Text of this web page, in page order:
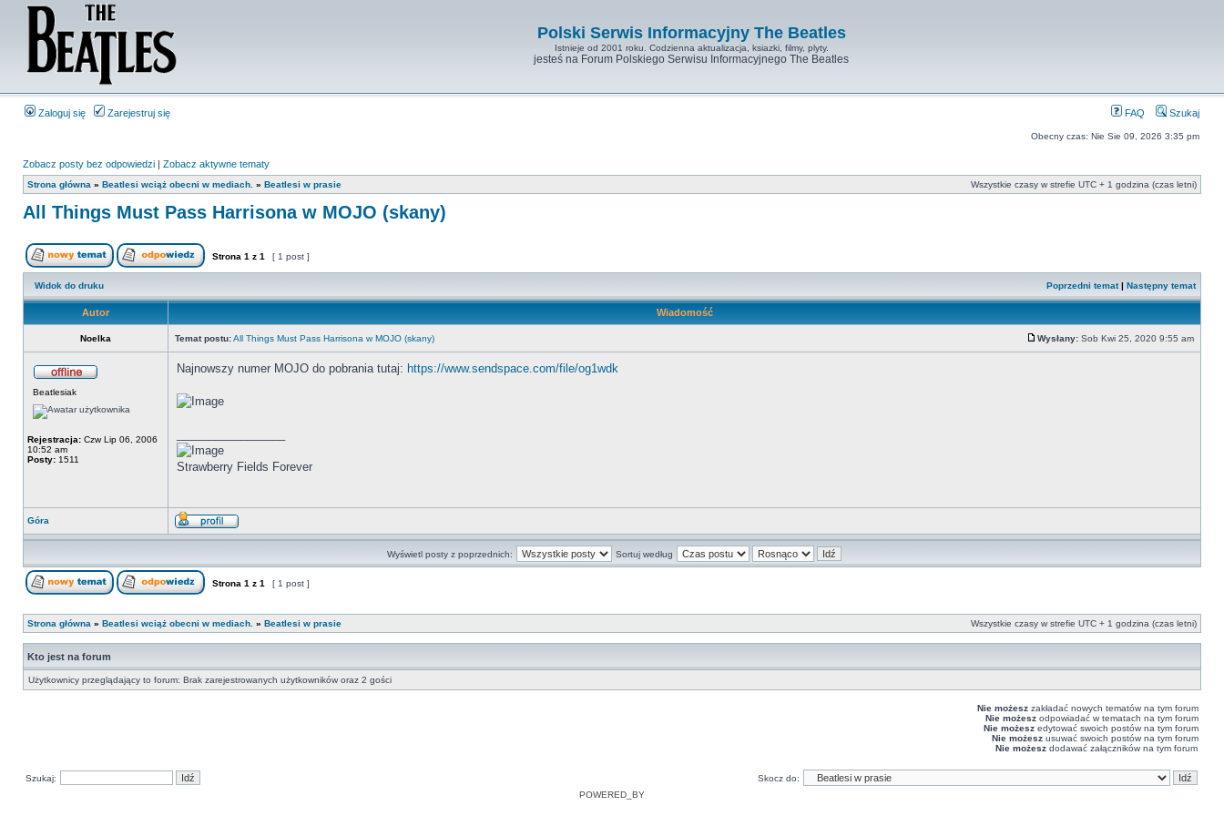
Polski Serwis Informacyjny The Beatles
Istnieje od 2001 roku. Codzienna aktualizacja, ksiazki, filmy, plyty.
jesteś na Forum Polskiego Serwisu Informacyjnego The Beatles
Zaloguj się Zarejestruj się FAQ Szukaj
Obecny czas: Nie Sie 09, 2026 3:35 pm
Zobacz posty bez odpowiedzi | Zobacz aktywne tematy
Strona główna » Beatlesi wciąż obecni w mediach. » Beatlesi w prasie Wszystkie czasy w strefie UTC + 1 godzina (czas letni)
All Things Must Pass Harrisona w MOJO (skany)
Strona 1 z 1 [ 1 post ]
Widok do druku Poprzedni temat| Następny temat
Autor Wiadomość
Noelka Temat postu:All Things Must Pass Harrisona w MOJO (skany) Wysłany: Sob Kwi 25, 2020 9:55 am
Beatlesiak
Rejestracja: Czw Lip 06, 2006
10:52 am
Posty: 1511
Najnowszy numer MOJO do pobrania tutaj: https://www.sendspace.com/file/og1wdk
Strawberry Fields Forever
Góra
Wyświetl posty z poprzednich: Sortuj według
Strona 1 z 1 [ 1 post ]
Strona główna » Beatlesi wciąż obecni w mediach. » Beatlesi w prasie Wszystkie czasy w strefie UTC + 1 godzina (czas letni)
Kto jest na forum
Użytkownicy przeglądający to forum: Brak zarejestrowanych użytkowników oraz 2 gości
Nie możesz zakładać nowych tematów na tym forum
Nie możesz odpowiadać w tematach na tym forum
Nie możesz edytować swoich postów na tym forum
Nie możesz usuwać swoich postów na tym forum
Nie możesz dodawać załączników na tym forum
Szukaj:
Skocz do:
POWERED_BY